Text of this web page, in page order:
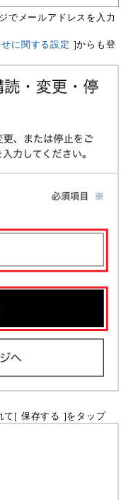
でメールアドレスを入力
に関する設定 ]からも登
て[ 保存する ]をタップ